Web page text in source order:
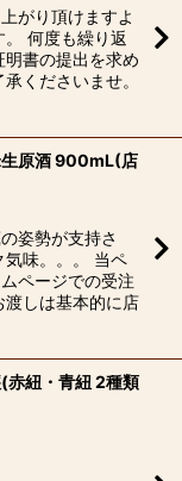
がり頂けますよ
。 何度も繰り返
明書の提出を求め
くださいませ。
生原酒 900mL(店
姿勢が支持さ
気味。。。 当ペ
ページでの受注
渡しは基本的に店
赤紐・青紐 2種類